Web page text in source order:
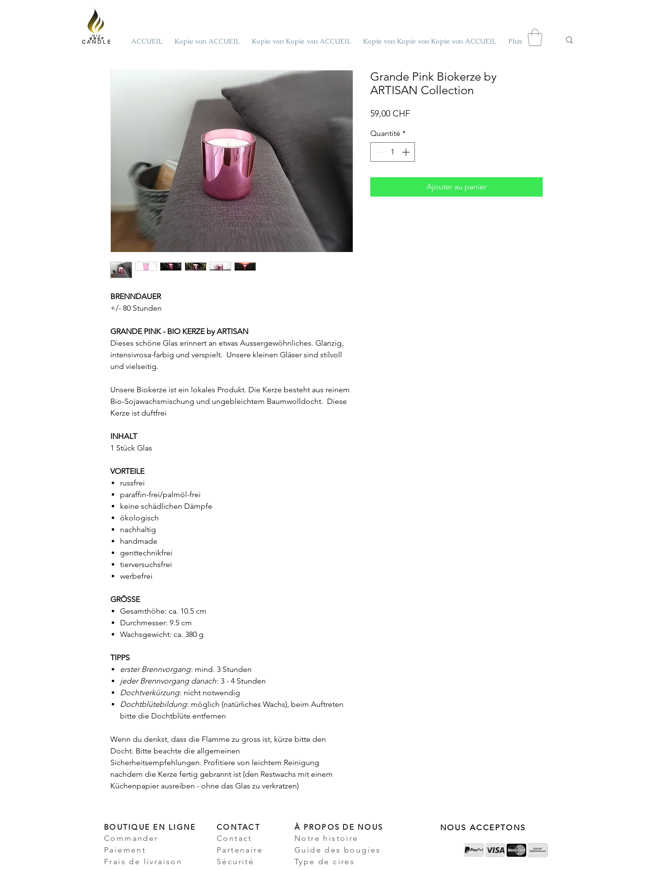
ACCUEIL Kopie von ACCUEIL Kopie von Kopie von ACCUEIL Kopie von Kopie von Kopie von ACCUEIL Plus
BRENNDAUER
+/- 80 Stunden
GRANDE PINK - BIO KERZE by ARTISAN
Dieses schöne Glas erinnert an etwas Aussergewöhnliches. Glanzig,
intensivrosa-farbig und verspielt. Unsere kleinen Gläser sind stilvoll
und vielseitig.
Unsere Biokerze ist ein lokales Produkt. Die Kerze besteht aus reinem
Bio-Sojawachsmischung und ungebleichtem Baumwolldocht. Diese
Kerze ist duftfrei
INHALT
1 Stück Glas
VORTEILE
russfrei
paraffin-frei/palmöl-frei
keine schädlichen Dämpfe
ökologisch
nachhaltig
handmade
genttechnikfrei
tierversuchsfrei
werbefrei
GRÖSSE
Gesamthöhe: ca. 10.5 cm
Durchmesser: 9.5 cm
Wachsgewicht: ca. 380 g
TIPPS
erster Brennvorgang: mind. 3 Stunden
jeder Brennvorgang danach: 3 - 4 Stunden
Dochtverkürzung: nicht notwendig
Dochtblütebildung: möglich (natürliches Wachs), beim Auftreten
bitte die Dochtblüte entfernen
Wenn du denkst, dass die Flamme zu gross ist, kürze bitte den
Docht. Bitte beachte die allgemeinen
Sicherheitsempfehlungen. Profitiere von leichtem Reinigung
nachdem die Kerze fertig gebrannt ist (den Restwachs mit einem
Küchenpapier ausreiben - ohne das Glas zu verkratzen)
Grande Pink Biokerze by
ARTISAN Collection
59,00 CHFPrix
Quantité *
Ajouter au panier
BOUTIQUE EN LIGNE
Commander
Paiement
Frais de livraison
CONTACT
Contact
Partenaire
Sécurité
À PROPOS DE NOUS
Notre histoire
Guide des bougies
Type de cires
NOUS ACCEPTONS